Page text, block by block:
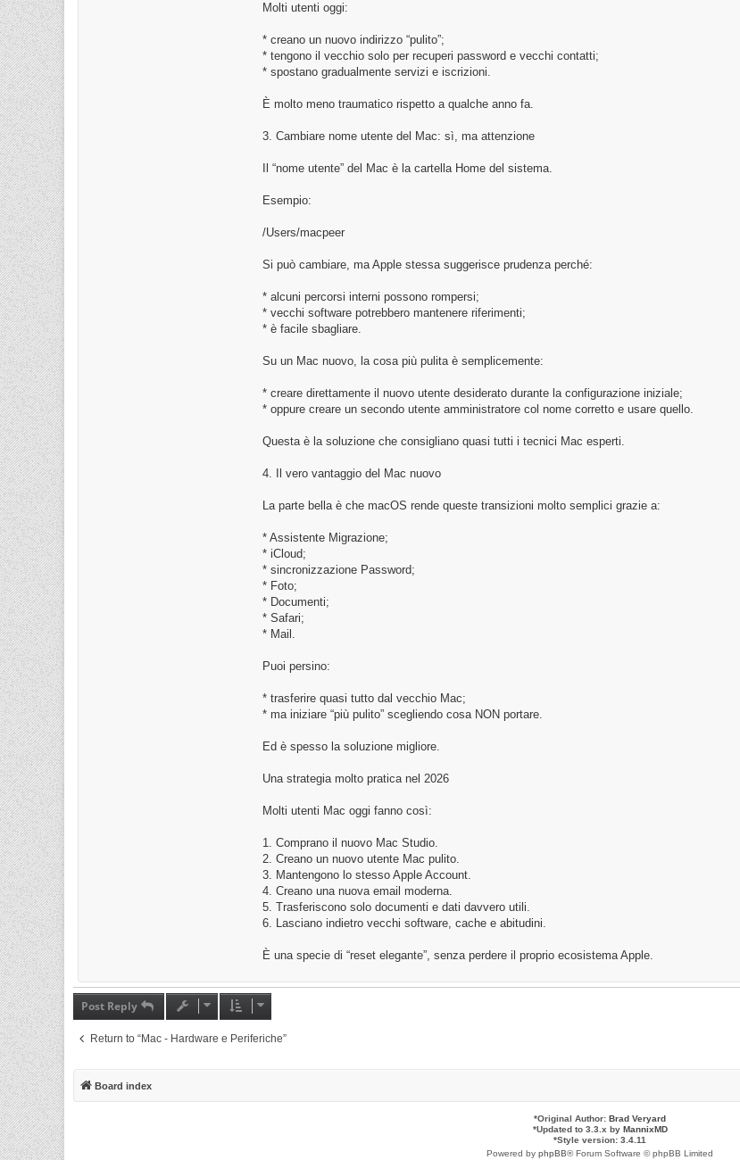
Molti utenti oggi:
* creano un nuovo indirizzo “pulito”;
* tengono il vecchio solo per recuperi password e vecchi contatti;
* spostano gradualmente servizi e iscrizioni.
È molto meno traumatico rispetto a qualche anno fa.
3. Cambiare nome utente del Mac: sì, ma attenzione
Il “nome utente” del Mac è la cartella Home del sistema.
Esempio:
/Users/macpeer
Si può cambiare, ma Apple stessa suggerisce prudenza perché:
* alcuni percorsi interni possono rompersi;
* vecchi software potrebbero mantenere riferimenti;
* è facile sbagliare.
Su un Mac nuovo, la cosa più pulita è semplicemente:
* creare direttamente il nuovo utente desiderato durante la configurazione iniziale;
* oppure creare un secondo utente amministratore col nome corretto e usare quello.
Questa è la soluzione che consigliano quasi tutti i tecnici Mac esperti.
4. Il vero vantaggio del Mac nuovo
La parte bella è che macOS rende queste transizioni molto semplici grazie a:
* Assistente Migrazione;
* iCloud;
* sincronizzazione Password;
* Foto;
* Documenti;
* Safari;
* Mail.
Puoi persino:
* trasferire quasi tutto dal vecchio Mac;
* ma iniziare “più pulito” scegliendo cosa NON portare.
Ed è spesso la soluzione migliore.
Una strategia molto pratica nel 2026
Molti utenti Mac oggi fanno così:
1. Comprano il nuovo Mac Studio.
2. Creano un nuovo utente Mac pulito.
3. Mantengono lo stesso Apple Account.
4. Creano una nuova email moderna.
5. Trasferiscono solo documenti e dati davvero utili.
6. Lasciano indietro vecchi software, cache e abitudini.
È una specie di “reset elegante”, senza perdere il proprio ecosistema Apple.
Post Reply
Return to “Mac - Hardware e Periferiche”
Board index
*Original Author: Brad Veryard
*Updated to 3.3.x by MannixMD
*Style version: 3.4.11
Powered by phpBB® Forum Software © phpBB Limited